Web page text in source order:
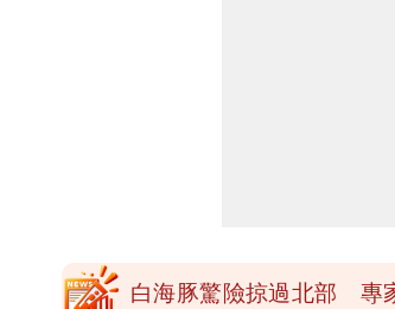
白海豚驚險掠過北部 專